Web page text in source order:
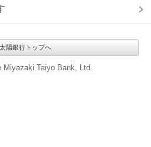
陽銀行トップへ
Taiyo Bank, Ltd.